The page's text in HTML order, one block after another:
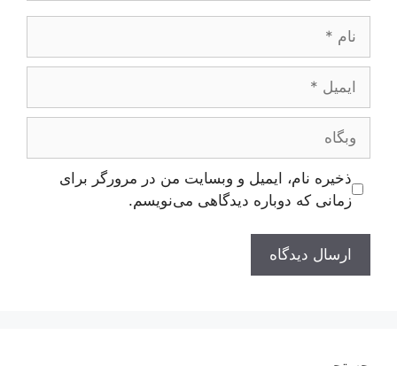
وبگاه
ذخیره نام، ایمیل و وبسایت من در مرورگر برای
زمانی که دوباره دیدگاهی می‌نویسم.